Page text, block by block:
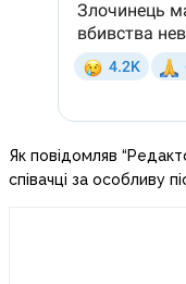
Як повідомляв
співачці за особливу